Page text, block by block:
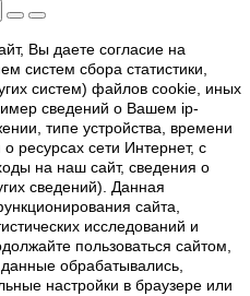
Вы даете согласие на
систем сбора статистики,
систем) файлов cookie, иных
сведений о Вашем ip-
типе устройства, времени
ресурсах сети Интернет, с
на наш сайт, сведения о
сведений). Данная
сайта,
исследований и
пользоваться сайтом,
обрабатывались,
настройки в браузере или